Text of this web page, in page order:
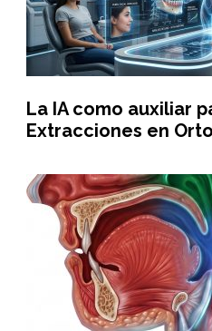
La IA como auxiliar
Extracciones en